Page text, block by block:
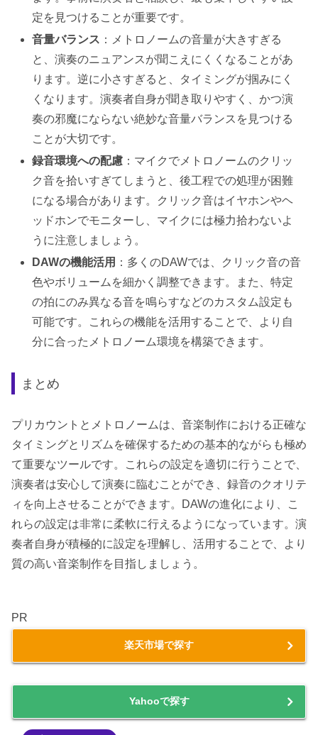
定を見つけることが重要です。
音量バランス ：メトロノームの音量が大きすぎる
と、演奏のニュアンスが聞こえにくくなることがあ
ります。逆に小さすぎると、タイミングが掴みにく
くなります。演奏者自身が聞き取りやすく、かつ演
奏の邪魔にならない絶妙な音量バランスを見つける
ことが大切です。
録音環境への配慮 ：マイクでメトロノームのクリッ
ク音を拾いすぎてしまうと、後工程での処理が困難
になる場合があります。クリック音はイヤホンやヘ
ッドホンでモニターし、マイクには極力拾わないよ
うに注意しましょう。
DAWの機能活用 ：多くのDAWでは、クリック音の音
色やボリュームを細かく調整できます。また、特定
の拍にのみ異なる音を鳴らすなどのカスタム設定も
可能です。これらの機能を活用することで、より自
分に合ったメトロノーム環境を構築できます。
まとめ
プリカウントとメトロノームは、音楽制作における正確な
タイミングとリズムを確保するための基本的ながらも極め
て重要なツールです。これらの設定を適切に行うことで、
演奏者は安心して演奏に臨むことができ、録音のクオリテ
ィを向上させることができます。DAWの進化により、こ
れらの設定は非常に柔軟に行えるようになっています。演
奏者自身が積極的に設定を理解し、活用することで、より
質の高い音楽制作を目指しましょう。
PR
楽天市場で探す
Yahooで探す